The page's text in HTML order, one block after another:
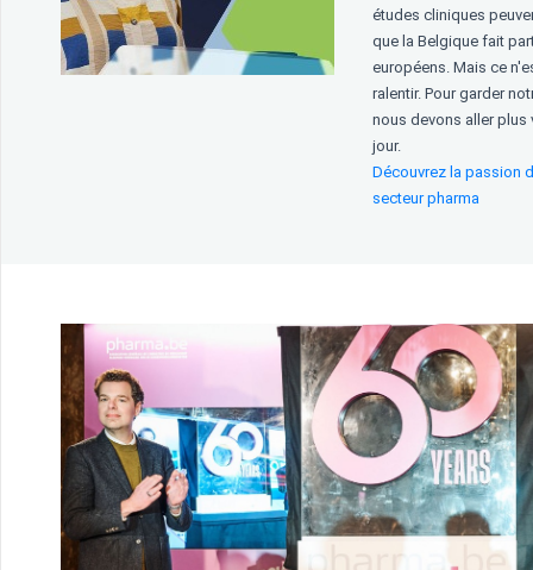
études cliniques
que la Belgique fait
européens. Mais ce
ralentir. Pour garder
nous devons aller plus
jour.
Découvrez la passion
secteur pharma